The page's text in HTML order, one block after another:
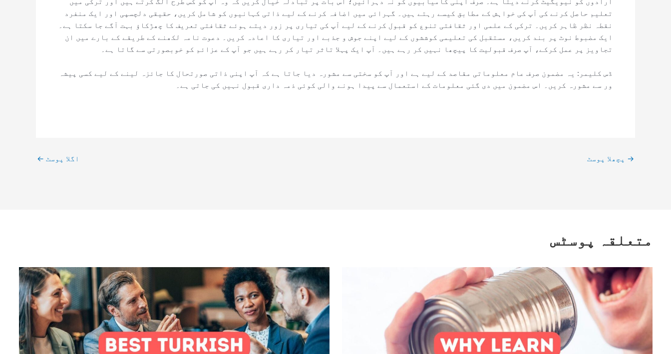
تعلیم حاصل کرنے کی آپ کی خواہش کے مطابق کیسے رہتے ہیں۔ گہرائی میں اضافہ کرنے کے لیے ذاتی کہانیوں کو شامل کریں، حقیقی دلچسپی اور ایک منفرد
نقطہ نظر ظاہر کریں۔ ترکی کے علمی اور ثقافتی تنوع کو قبول کرنے کے لیے آپ کی تیاری پر زور دیتے ہوئے ثقافتی تعریف کا چھڑکاؤ بہت آگے جا سکتا ہے۔
ایک مضبوط نوٹ پر بند کریں، مستقبل کی تعلیمی کوششوں کے لیے اپنے جوش و جذبے اور تیاری کا اعادہ کریں۔ دعوت نامہ لکھنے کے طریقے کے بارے میں ان
تجاویز پر عمل کرکے، آپ صرف قبولیت کا پیچھا نہیں کر رہے ہیں۔ آپ ایک پہلا تاثر تیار کر رہے ہیں جو آپ کے عزائم کو خوبصورتی سے گاتا ہے۔
ڈس کلیمر: یہ مضمون صرف عام معلوماتی مقاصد کے لیے ہے اور آپ کو سختی سے مشورہ دیا جاتا ہے کہ آپ اپنی ذاتی صورتحال کا جائزہ لینے کے لیے کسی پیشہ
ور سے مشورہ کریں۔ اس مضمون میں دی گئی معلومات کے استعمال سے پیدا ہونے والی کوئی ذمہ داری قبول نہیں کی جاتی ہے۔
→ پچھلا پوسٹ اگلا پوسٹ ←
متعلقہ پوسٹس